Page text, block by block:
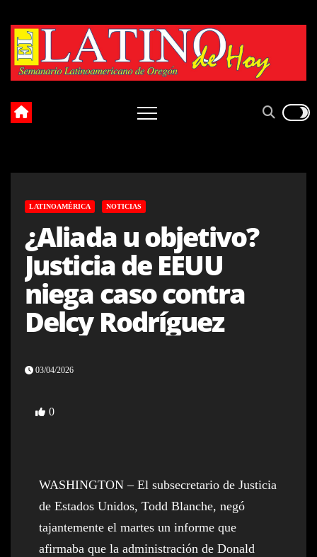
content
LATINOAMÉRICA NOTICIAS
¿Aliada u objetivo?
Justicia de EEUU
niega caso contra
Delcy Rodríguez
03/04/2026
0
WASHINGTON – El subsecretario de Justicia
de Estados Unidos, Todd Blanche, negó
tajantemente el martes un informe que
afirmaba que la administración de Donald